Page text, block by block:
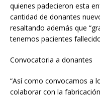
quienes padecieron esta
cantidad de donantes
resaltando además que
tenemos pacientes
Convocatoria a donantes
“Así como convocamos a
colaborar con la